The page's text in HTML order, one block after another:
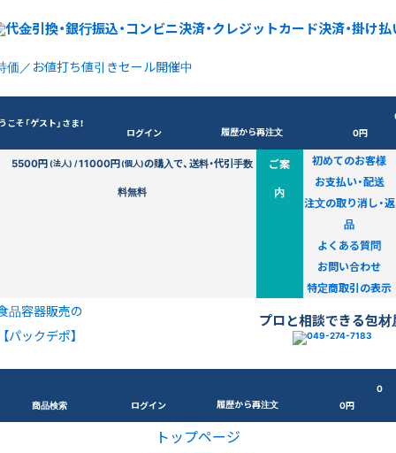
価／お値打ち値引きセール開催中
こそ「ゲスト」さま！
ログイン 履歴から再注文
0円
5500円(法人) /11000円(個人)の購入で、送料・代引手数
料無料
ご案
内
初めてのお客様
お支払い・配送
注文の取り消し・返
品
よくある質問
お問い合わせ
特定商取引の表示
品容器販売の
【パックデポ】
プロと相談できる包材
商品検索 ログイン 履歴から再注文
0
0円
トップページ